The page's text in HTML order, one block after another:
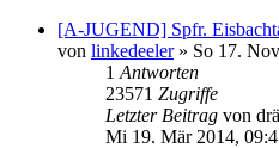
[A-JUGEND] Spfr.
von linkedeeler» So 17.
1 Antworten
23571 Zugriffe
Letzter Beitrag von
Mi 19. Mär 2014,